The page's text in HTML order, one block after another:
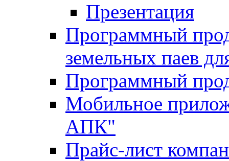
Презентация
Программный
земельных паев
Программный
Мобильное
АПК"
Прайс-лист